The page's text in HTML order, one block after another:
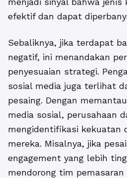
efektif dan dapat
Sebaliknya, jika terdapat
negatif, ini menandakan
penyesuaian strategi.
sosial media juga terlihat
pesaing. Dengan
media sosial, perusahaan
mengidentifikasi kekuatan
mereka. Misalnya, jika
engagement yang lebih
mendorong tim